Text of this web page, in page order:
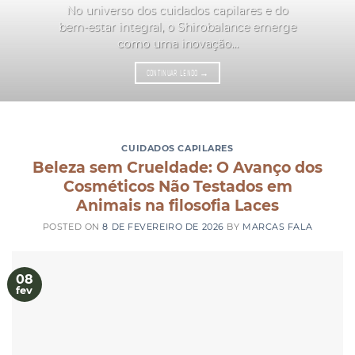
No universo dos cuidados capilares e do
bem-estar integral, o Shirobalance emerge
como uma inovação...
CONTINUAR LENDO →
CUIDADOS CAPILARES
Beleza sem Crueldade: O Avanço dos
Cosméticos Não Testados em
Animais na filosofia Laces
POSTED ON8 DE FEVEREIRO DE 2026 BY MARCAS FALA
08
fev